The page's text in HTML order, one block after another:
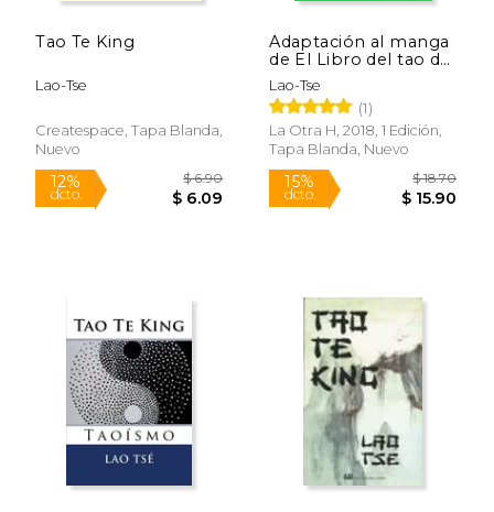
15%
dcto. $ 11.01
15%
dcto. $
Tao Te King
Lao-Tse
Createspace, Tapa Blanda,
Nuevo
Adaptación al manga
de El Libro del tao de
Lao-tse
Lao-Tse
(1)
La Otra H, 2018, 1 Edición,
Tapa Blanda, Nuevo